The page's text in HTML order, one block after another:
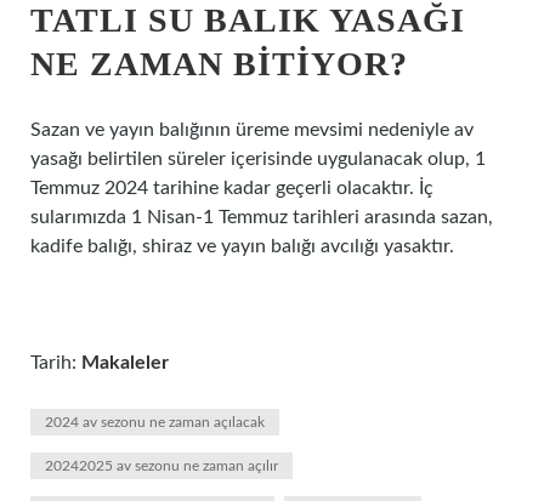
TATLI SU BALIK YASAĞI
NE ZAMAN BITIYOR?
Sazan ve yayın balığının üreme mevsimi nedeniyle av
yasağı belirtilen süreler içerisinde uygulanacak olup, 1
Temmuz 2024 tarihine kadar geçerli olacaktır. İç
sularımızda 1 Nisan-1 Temmuz tarihleri ​​arasında sazan,
kadife balığı, shiraz ve yayın balığı avcılığı yasaktır.
Tarih: Makaleler
2024 av sezonu ne zaman açılacak
20242025 av sezonu ne zaman açılır